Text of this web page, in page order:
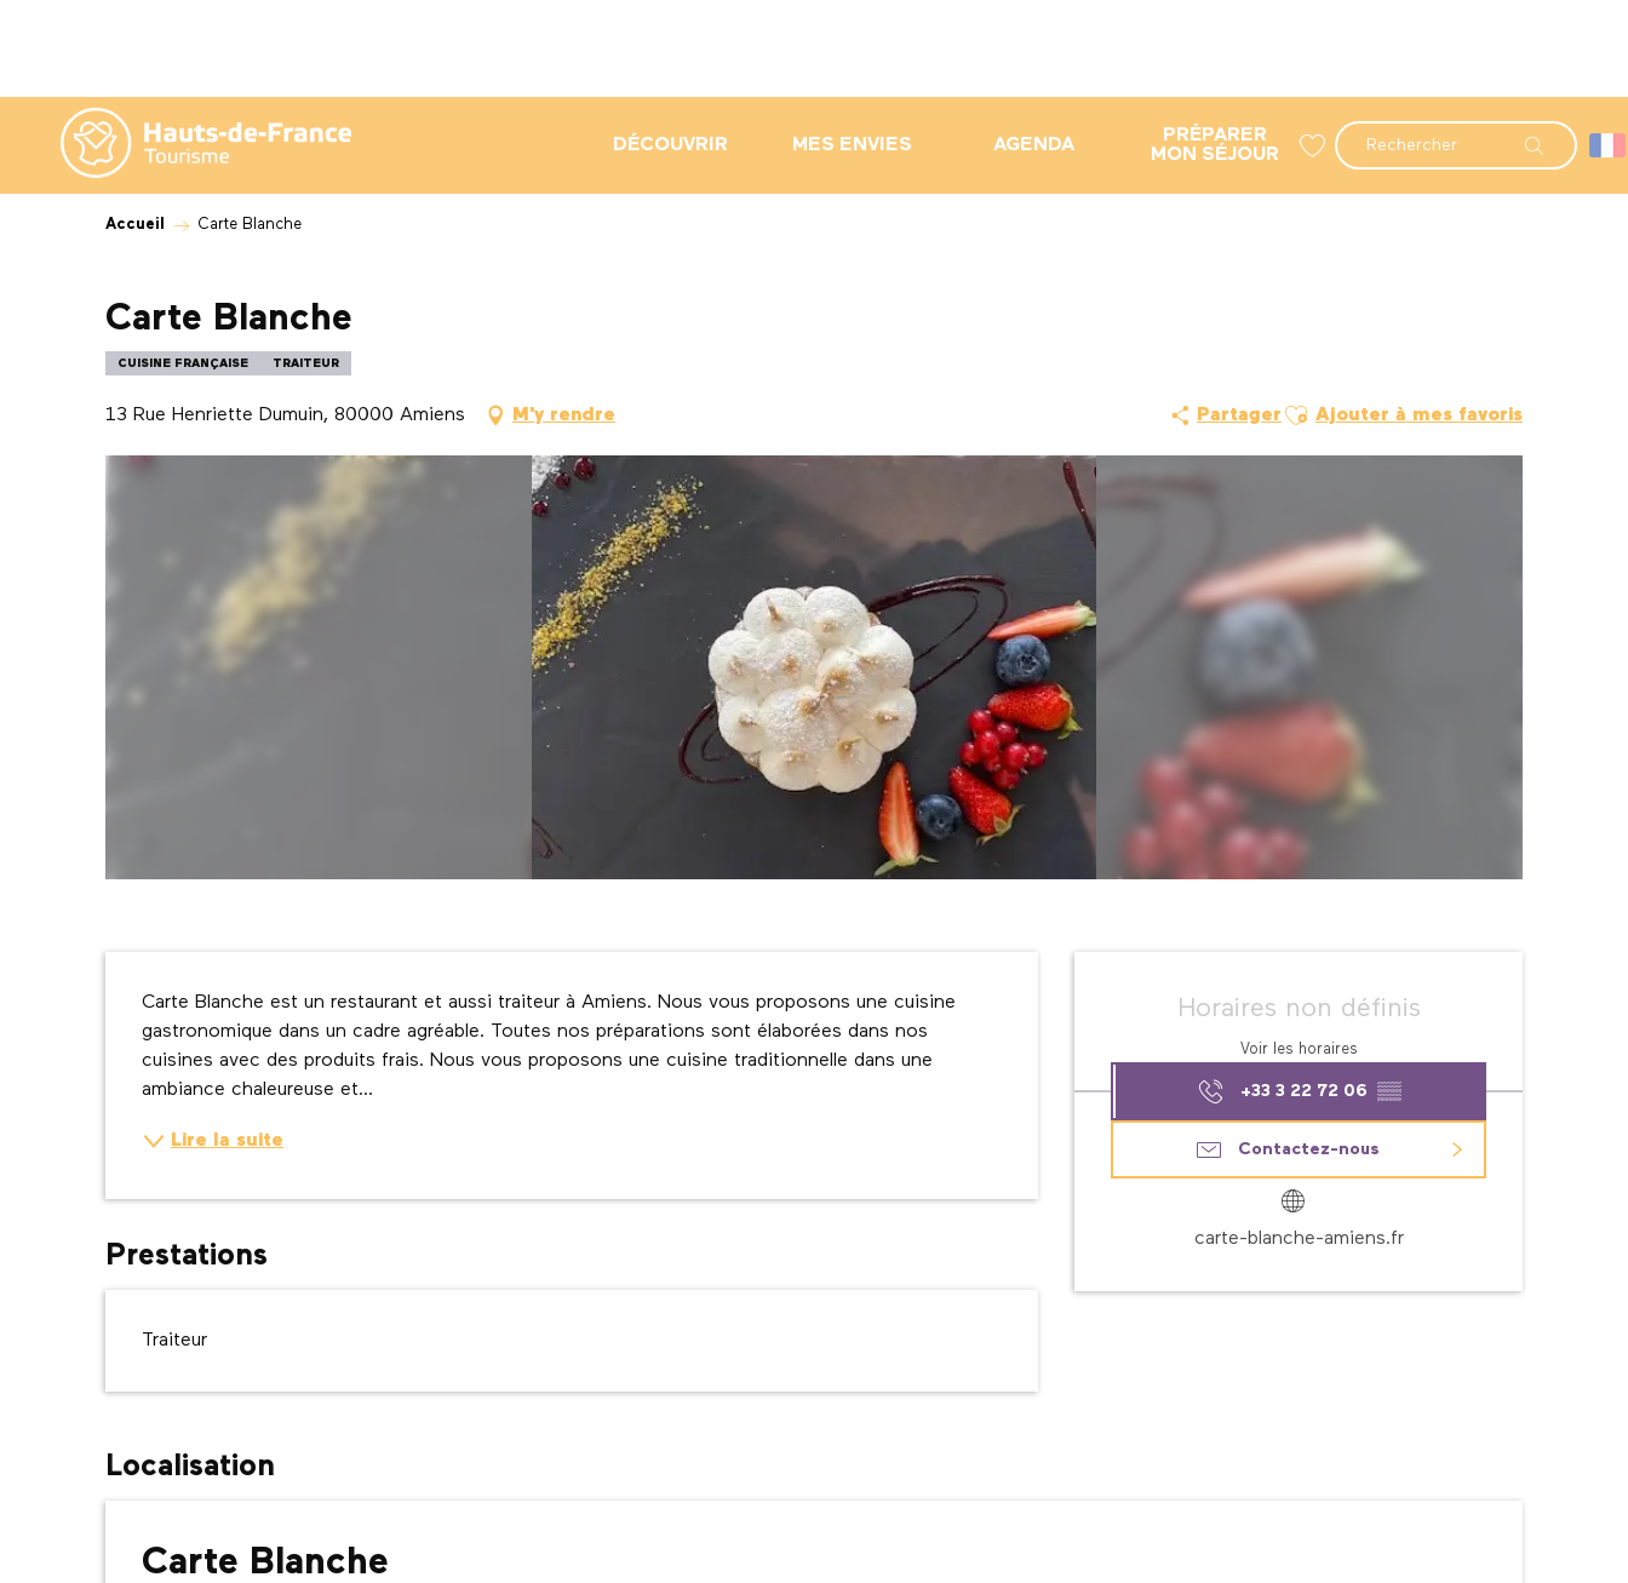
contenu
principal
Recherche
DÉCOUVRIR MES ENVIES AGENDA
PRÉPARER
MON SÉJOUR
Accueil Carte Blanche
Carte Blanche
CUISINE FRANÇAISE TRAITEUR
13 Rue Henriette Dumuin, 80000 Amiens M'y rendre Partager Ajouter aux favoris
Ajouter à mes favoris
Ouverture et
Horaires non définis
Voir les horaires
+33 3 22 72 06 ▒▒
Contactez-nous
carte-blanche-amiens.fr
Description
Carte Blanche est un restaurant et aussi traiteur à Amiens. Nous vous proposons une cuisine
gastronomique dans un cadre agréable. Toutes nos préparations sont élaborées dans nos
cuisines avec des produits frais. Nous vous proposons une cuisine traditionnelle dans une
ambiance chaleureuse et...
Lire la suite
Prestations
Traiteur
Localisation
Carte Blanche